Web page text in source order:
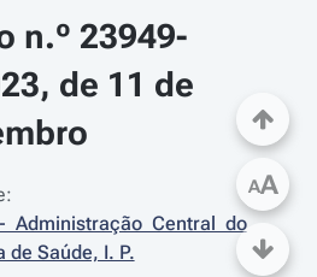
n.º 23949-
de 11 de
Administração Central do
de Saúde, I. P.
AA